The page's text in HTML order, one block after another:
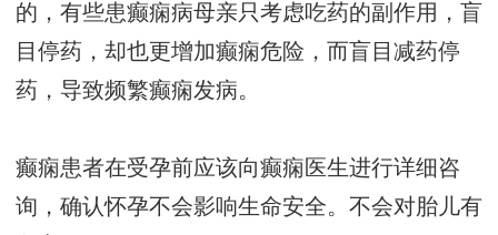
的，有些患癫痫病母亲只考虑吃药的副作用，盲
目停药，却也更增加癫痫危险，而盲目减药停
药，导致频繁癫痫发病。
癫痫患者在受孕前应该向癫痫医生进行详细咨
询，确认怀孕不会影响生命安全。不会对胎儿有